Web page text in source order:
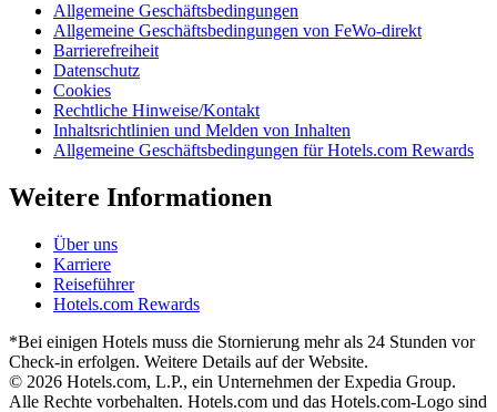
Allgemeine Geschäftsbedingungen
Allgemeine Geschäftsbedingungen von FeWo-direkt
Barrierefreiheit
Datenschutz
Cookies
Rechtliche Hinweise/Kontakt
Inhaltsrichtlinien und Melden von Inhalten
Allgemeine Geschäftsbedingungen für Hotels.com Rewards
Weitere Informationen
Über uns
Karriere
Reiseführer
Hotels.com Rewards
*Bei einigen Hotels muss die Stornierung mehr als 24 Stunden vor
Check-in erfolgen. Weitere Details auf der Website.
© 2026 Hotels.com, L.P., ein Unternehmen der Expedia Group.
Alle Rechte vorbehalten. Hotels.com und das Hotels.com-Logo sind